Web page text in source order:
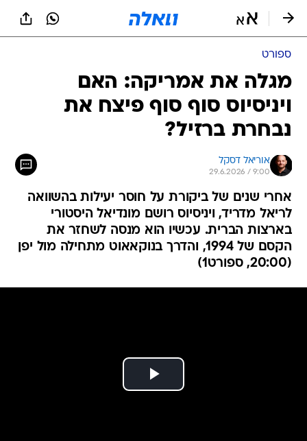
ספורט
מגלה את אמריקה: האם
ויניסיוס סוף סוף פיצח את
נבחרת ברזיל?
אוריאל דסקל
29.6.2026 / 9:00
אחרי שנים של ביקורת על חוסר יעילות בהשוואה
לריאל מדריד, ויניסיוס רושם מונדיאל היסטורי
בארצות הברית. עכשיו הוא מנסה לשחזר את
הקסם של 1994, והדרך בנוקאאוט מתחילה מול יפן
(20:00, ספורט1)